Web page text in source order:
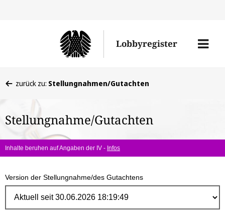
Lobbyregister
Menü
befinden
hier:
zurück zu: Stellungnahmen/Gutachten
Stellungnahme/Gutachten
Inhalte beruhen auf Angaben der IV - Infos
Version der Stellungnahme/des Gutachtens